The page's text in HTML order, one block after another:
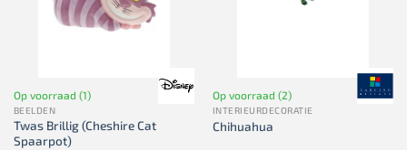
Op voorraad (1)
BEELDEN
Twas Brillig (Cheshire Cat
Spaarpot)
Op voorraad (2)
INTERIEURDECORATIE
Chihuahua